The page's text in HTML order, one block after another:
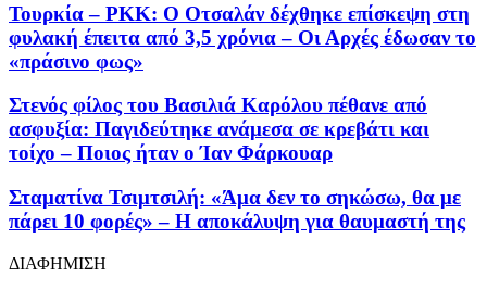
Τουρκία – PKK: Ο Οτσαλάν δέχθηκε επίσκεψη στη
φυλακή έπειτα από 3,5 χρόνια – Οι Αρχές έδωσαν το
«πράσινο φως»
Στενός φίλος του Βασιλιά Καρόλου πέθανε από
ασφυξία: Παγιδεύτηκε ανάμεσα σε κρεβάτι και
τοίχο – Ποιος ήταν ο Ίαν Φάρκουαρ
Σταματίνα Τσιμτσιλή: «Άμα δεν το σηκώσω, θα με
πάρει 10 φορές» – Η αποκάλυψη για θαυμαστή της
ΔΙΑΦΗΜΙΣΗ